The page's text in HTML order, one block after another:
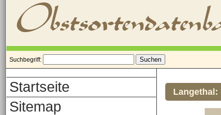
Suchbegriff:
Startseite
Sitemap
Langethal: